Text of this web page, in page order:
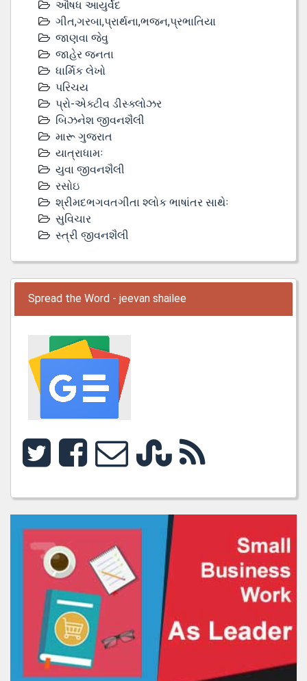
ઔષધ આયુર્વેદ
ગીત,ગરબા,પ્રાર્થના,ભજન,પ્રભાતિયા
જાણવા જેવુ
જાહેર જનતા
ધાર્મિક લેખો
પરિચય
પ્રો-એક્ટીવ ડીસ્‍ક્લોઝર
બિઝનેશ જીવનશૈલી
મારૂ ગુજરાત
યાત્રાધામઃ
યુવા જીવનશૈલી
રસોઇ
શ્રીમદભગવતગીતા શ્લોક ભાષાંતર સાથેઃ
સુવિચાર
સ્ત્રી જીવનશૈલી
Spread the Word - jeevan shailee